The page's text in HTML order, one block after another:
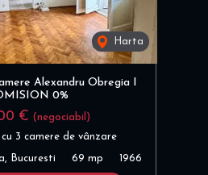
Harta
Alexandru Obregia I
0%
€ (negociabil)
3 camere de vânzare
Bucuresti 69 mp 1966